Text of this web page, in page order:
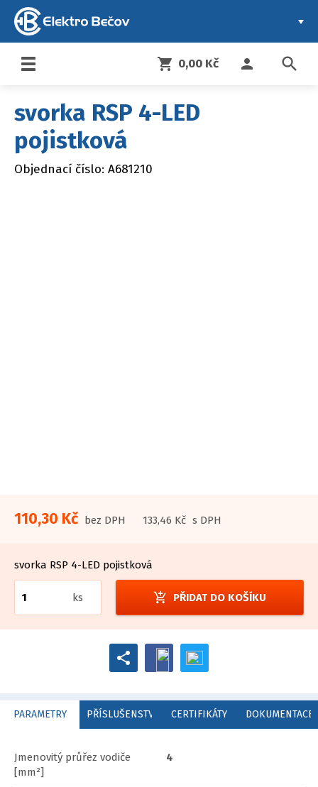
Toggle
search
person
shopping_cart 0,00 Kč
svorka RSP 4-LED
pojistková
Objednací číslo: A681210
110,30 Kč bez DPH 133,46 Kč s DPH
svorka RSP 4-LED pojistková
ks add_shopping_cart PŘIDAT DO KOŠÍKU
PARAMETRY PŘÍSLUŠENSTVÍ CERTIFIKÁTY DOKUMENTACE
Jmenovitý průřez vodiče
[mm²]
4